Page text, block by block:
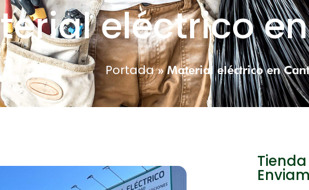
eléctrico
Portada»Material eléctrico en